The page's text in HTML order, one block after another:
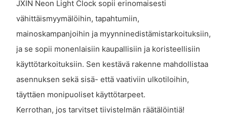
JXIN Neon Light Clock sopii erinomaisesti
vähittäismyymälöihin, tapahtumiin,
mainoskampanjoihin ja myynninedistämistarkoituksiin,
ja se sopii monenlaisiin kaupallisiin ja koristeellisiin
käyttötarkoituksiin. Sen kestävä rakenne mahdollistaa
asennuksen sekä sisä- että vaativiin ulkotiloihin,
täyttäen monipuoliset käyttötarpeet.
Kerrothan, jos tarvitset tiivistelmän räätälöintiä!